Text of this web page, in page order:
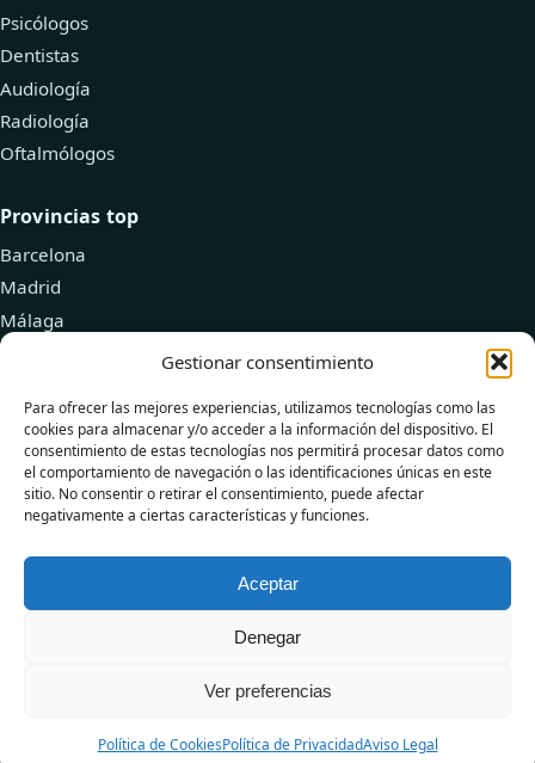
Gestionar consentimiento
Para ofrecer las mejores experiencias, utilizamos tecnologías como las
cookies para almacenar y/o acceder a la información del dispositivo. El
consentimiento de estas tecnologías nos permitirá procesar datos como
el comportamiento de navegación o las identificaciones únicas en este
sitio. No consentir o retirar el consentimiento, puede afectar
negativamente a ciertas características y funciones.
Aceptar
Denegar
Ver preferencias
Política de CookiesPolítica de PrivacidadAviso Legal
Psicólogos
Dentistas
Audiología
Radiología
Oftalmólogos
Provincias top
Barcelona
Madrid
Málaga
Valencia
Recursos
Explorar doctores
Añadir tu clínica
Blog de Salud